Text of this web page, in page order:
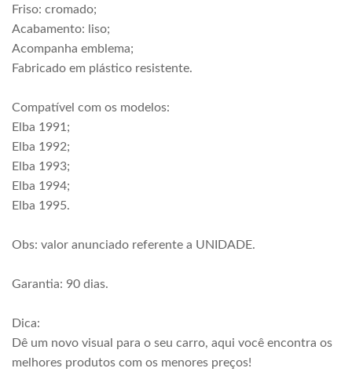
Friso: cromado;
Acabamento: liso;
Acompanha emblema;
Fabricado em plástico resistente.
Compatível com os modelos:
Elba 1991;
Elba 1992;
Elba 1993;
Elba 1994;
Elba 1995.
Obs: valor anunciado referente a UNIDADE.
Garantia: 90 dias.
Dica:
Dê um novo visual para o seu carro, aqui você encontra os
melhores produtos com os menores preços!